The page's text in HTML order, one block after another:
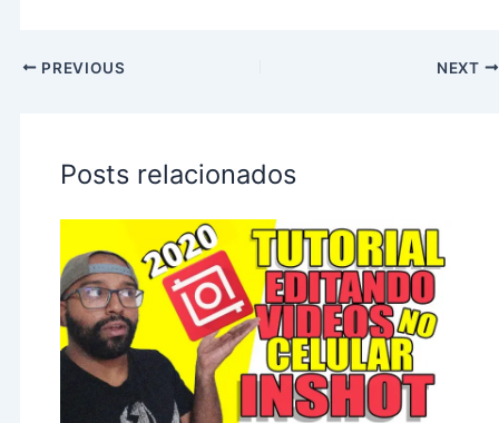
PREVIOUS NEXT
Posts relacionados